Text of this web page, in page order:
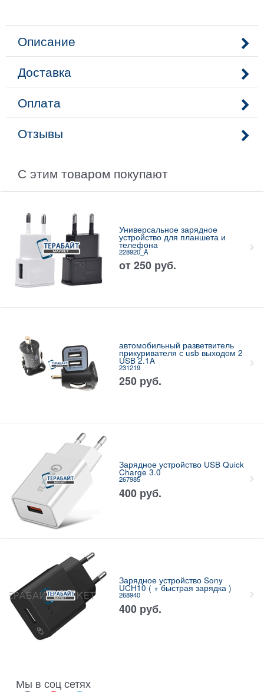
Описание
Доставка
Оплата
Отзывы
С этим товаром покупают
Универсальное зарядное
устройство для планшета и
телефона
228920_A
от 250 руб.
автомобильный разветвитель
прикуривателя с usb выходом 2
USB 2.1A
231219
250 руб.
Зарядное устройство USB Quick
Charge 3.0
267985
400 руб.
Зарядное устройство Sony
UCH10 ( + быстрая зарядка )
268940
400 руб.
Мы в соц сетях